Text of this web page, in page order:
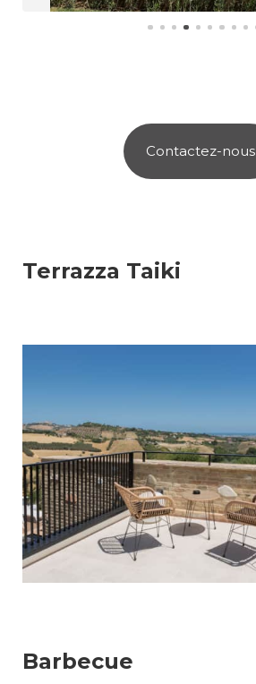
Contactez-nous
Terrazza Taiki
Barbecue